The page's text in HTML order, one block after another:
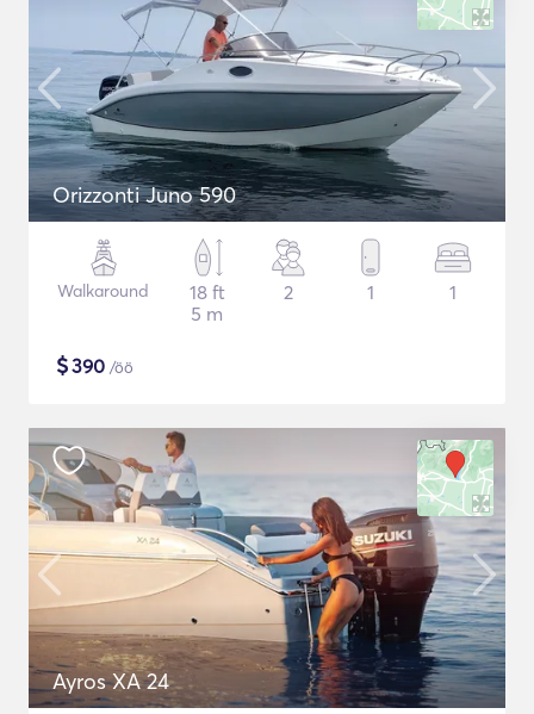
Orizzonti Juno 590
Walkaround
18 ft
5 m
2 1 1
$390 /öö
Ayros XA 24